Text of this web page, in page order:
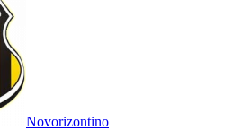
Novorizontino